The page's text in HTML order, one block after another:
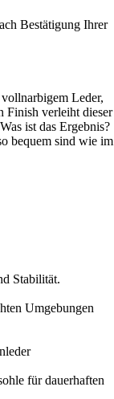
Bestätigung Ihrer
Leder,
Finish verleiht dieser
ist das Ergebnis?
bequem sind wie im
Stabilität.
Umgebungen
für dauerhaften